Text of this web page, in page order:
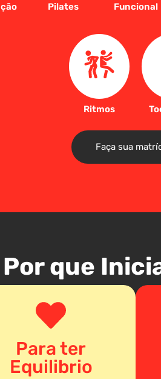
Pilates Funcional
Ritmos
Faça sua
Por que
Para ter
Equilibrio